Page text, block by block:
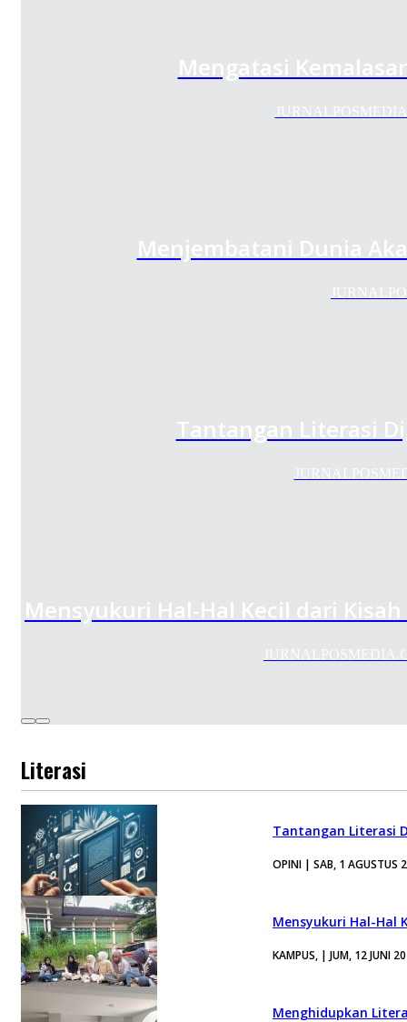
Mengatasi
Menjembatani Dunia
Tantangan Literasi
Mensyukuri Hal-Hal Kecil dari
Literasi
Tantangan Literasi
OPINI | SAB, 1 AGUSTUS
Mensyukuri Hal-Hal
KAMPUS, | JUM, 12 JUNI
Menghidupkan